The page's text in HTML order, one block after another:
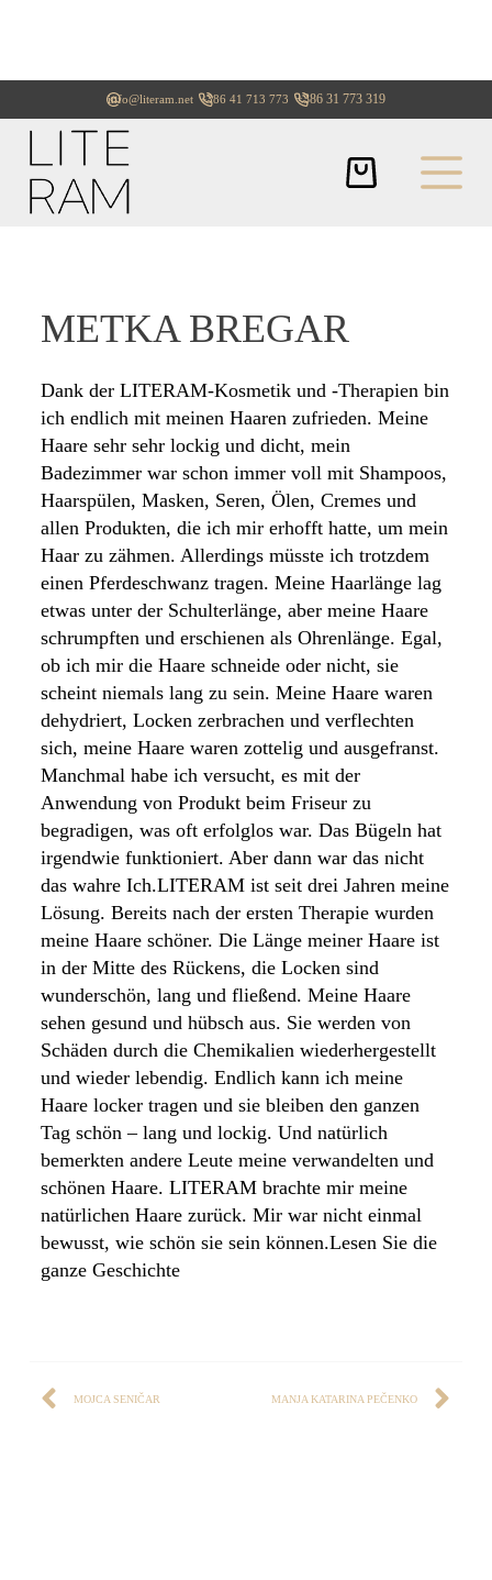
info@literam.net +386 41 713 773 +386 31 773 319
METKA BREGAR
Dank der LITERAM-Kosmetik und -Therapien bin
ich endlich mit meinen Haaren zufrieden. Meine
Haare sehr sehr lockig und dicht, mein
Badezimmer war schon immer voll mit Shampoos,
Haarspülen, Masken, Seren, Ölen, Cremes und
allen Produkten, die ich mir erhofft hatte, um mein
Haar zu zähmen. Allerdings müsste ich trotzdem
einen Pferdeschwanz tragen. Meine Haarlänge lag
etwas unter der Schulterlänge, aber meine Haare
schrumpften und erschienen als Ohrenlänge. Egal,
ob ich mir die Haare schneide oder nicht, sie
scheint niemals lang zu sein. Meine Haare waren
dehydriert, Locken zerbrachen und verflechten
sich, meine Haare waren zottelig und ausgefranst.
Manchmal habe ich versucht, es mit der
Anwendung von Produkt beim Friseur zu
begradigen, was oft erfolglos war. Das Bügeln hat
irgendwie funktioniert. Aber dann war das nicht
das wahre Ich.LITERAM ist seit drei Jahren meine
Lösung. Bereits nach der ersten Therapie wurden
meine Haare schöner. Die Länge meiner Haare ist
in der Mitte des Rückens, die Locken sind
wunderschön, lang und fließend. Meine Haare
sehen gesund und hübsch aus. Sie werden von
Schäden durch die Chemikalien wiederhergestellt
und wieder lebendig. Endlich kann ich meine
Haare locker tragen und sie bleiben den ganzen
Tag schön – lang und lockig. Und natürlich
bemerkten andere Leute meine verwandelten und
schönen Haare. LITERAM brachte mir meine
natürlichen Haare zurück. Mir war nicht einmal
bewusst, wie schön sie sein können.Lesen Sie die
ganze Geschichte
MOJCA SENIČAR MANJA KATARINA PEČENKO